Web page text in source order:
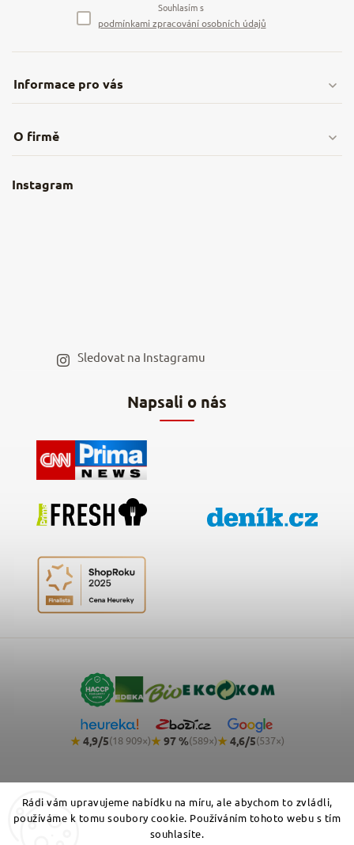
Rádi vám upravujeme nabídku na míru, ale abychom to zvládli,
používáme k tomu soubory cookie. Používáním tohoto webu s tím
souhlasíte.
Informace pro vás
Obchodní podmínky
Nejčastější dotazy
Souhlasím s
podmínkami zpracování osobních údajů
Napsali o nás
Instagram
Sledovat na Instagramu
O firmě
Hodnocení obchodu
★4,9/5(18 909×)★97 %(589×)★4,6/5(537×)